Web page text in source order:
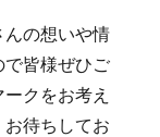
の想いや情
皆様ぜひご
クをお考え
待ちしてお